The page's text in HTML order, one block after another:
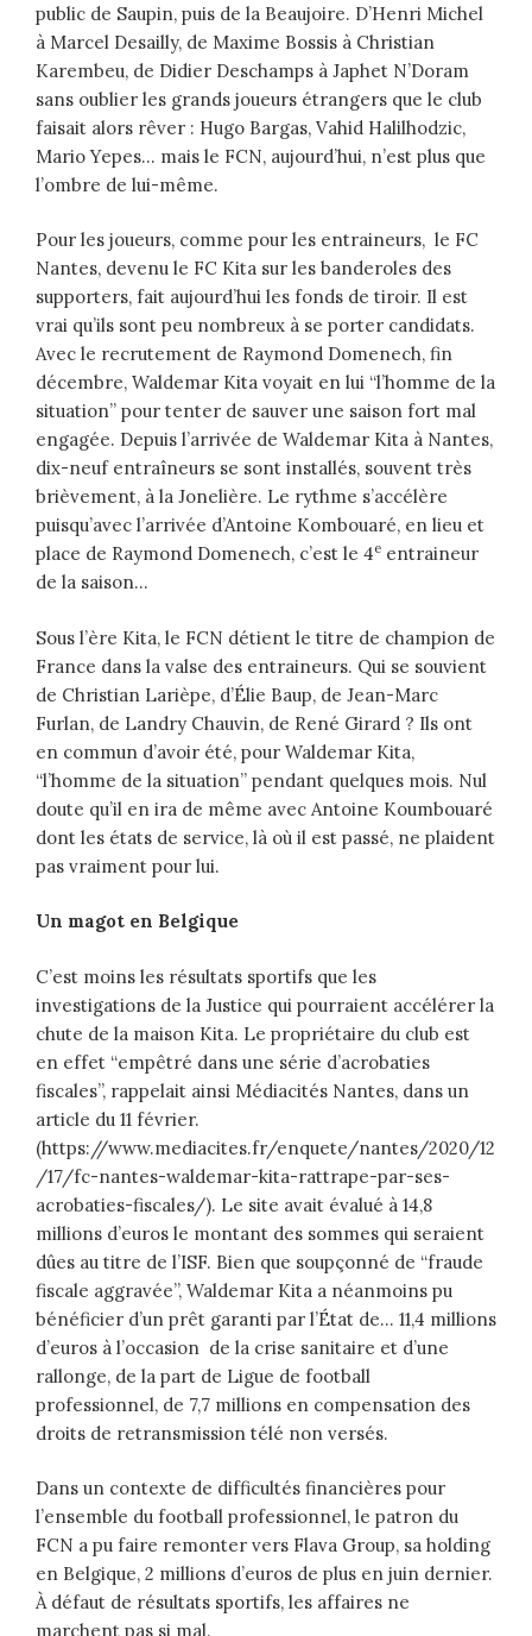
public de Saupin, puis de la Beaujoire. D’Henri Michel
à Marcel Desailly, de Maxime Bossis à Christian
Karembeu, de Didier Deschamps à Japhet N’Doram
sans oublier les grands joueurs étrangers que le club
faisait alors rêver : Hugo Bargas, Vahid Halilhodzic,
Mario Yepes… mais le FCN, aujourd’hui, n’est plus que
l’ombre de lui-même.
Pour les joueurs, comme pour les entraineurs, le FC
Nantes, devenu le FC Kita sur les banderoles des
supporters, fait aujourd’hui les fonds de tiroir. Il est
vrai qu’ils sont peu nombreux à se porter candidats.
Avec le recrutement de Raymond Domenech, fin
décembre, Waldemar Kita voyait en lui “l’homme de la
situation” pour tenter de sauver une saison fort mal
engagée. Depuis l’arrivée de Waldemar Kita à Nantes,
dix-neuf entraîneurs se sont installés, souvent très
brièvement, à la Jonelière. Le rythme s’accélère
puisqu’avec l’arrivée d’Antoine Kombouaré, en lieu et
place de Raymond Domenech, c’est le 4e entraineur
de la saison…
Sous l’ère Kita, le FCN détient le titre de champion de
France dans la valse des entraineurs. Qui se souvient
de Christian Larièpe, d’Élie Baup, de Jean-Marc
Furlan, de Landry Chauvin, de René Girard ? Ils ont
en commun d’avoir été, pour Waldemar Kita,
“l’homme de la situation” pendant quelques mois. Nul
doute qu’il en ira de même avec Antoine Koumbouaré
dont les états de service, là où il est passé, ne plaident
pas vraiment pour lui.
Un magot en Belgique
C’est moins les résultats sportifs que les
investigations de la Justice qui pourraient accélérer la
chute de la maison Kita. Le propriétaire du club est
en effet “empêtré dans une série d’acrobaties
fiscales”, rappelait ainsi Médiacités Nantes, dans un
article du 11 février.
(https://www.mediacites.fr/enquete/nantes/2020/12
/17/fc-nantes-waldemar-kita-rattrape-par-ses-
acrobaties-fiscales/). Le site avait évalué à 14,8
millions d’euros le montant des sommes qui seraient
dûes au titre de l’ISF. Bien que soupçonné de “fraude
fiscale aggravée”, Waldemar Kita a néanmoins pu
bénéficier d’un prêt garanti par l’État de… 11,4 millions
d’euros à l’occasion de la crise sanitaire et d’une
rallonge, de la part de Ligue de football
professionnel, de 7,7 millions en compensation des
droits de retransmission télé non versés.
Dans un contexte de difficultés financières pour
l’ensemble du football professionnel, le patron du
FCN a pu faire remonter vers Flava Group, sa holding
en Belgique, 2 millions d’euros de plus en juin dernier.
À défaut de résultats sportifs, les affaires ne
marchent pas si mal.